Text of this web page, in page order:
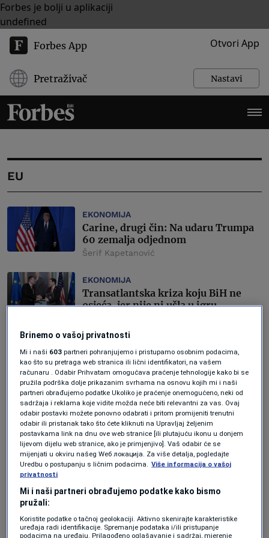
Forbes je bolji u aplikaciji
undefined
Forbes App Otvori App
Pretraživač Nastavi
EU
EKONOMIJA
Carine, drugi čin: Na udaru Trumpa
60 zemalja odjednom
Šerif Kapetanović
EKONOMIJA
Transatlantska kriza koju BiH ne
osjeća, jer nije ni ušla u igru
„Sve opcije su otvorene“: EU uzvraća
na Trumpovu prijetnju da će od
ponedjeljka uvesti carine od 25 posto
na automobile i kamione
Amela Keserović Polić
EKONOMIJA
Šest najvećih ekonomija Evropske
unije udružuje snage za formiranje
Šta donosi trgovinski sporazum
Brinemo o vašoj privatnosti
Mi i naši 603 partneri pohranjujemo i pristupamo osobnim podacima,
kao što su pretraga web stranica ili lični identifikatori, na vašem
računaru . Odabir Prihvatam omogućava praćenje tehnologije kako bi se
pružila podrška dolje prikazanim svrhama na osnovu kojih mi i naši
partneri obrađujemo podatke Ukoliko je praćenje onemogućeno, neki od
sadržaja i reklama koje vidite možda neće biti relevantni za vas. Ovaj
odabir postavki možete ponovno odabrati i pritom promijeniti trenutni
odabir ili pristanak tako što ćete kliknuti na Upravljaj željenim
postavkama link na dnu ove web stranice [ili plutajuću ikonu u donjem
lijevom dijelu web stranice, ako je primjenjivo]. Vaš odabir će se
mijenjati u okviru našeg Wеб локација. Za više detalja, pogledajte
Uredbu o postupanju s ličnim podacima.
Više informacija o vašoj
privatnosti
Mi i naši partneri obrađujemo podatke kako bismo
pružali:
Koristite podatke o tačnoj geolokaciji. Aktivno skenirajte karakteristike
uređaja radi identifikacije. Spremanje podataka i/ili pristupanje
podacima na uređaju. Prilagođeno oglašavanje i sadržaj, mjerenje